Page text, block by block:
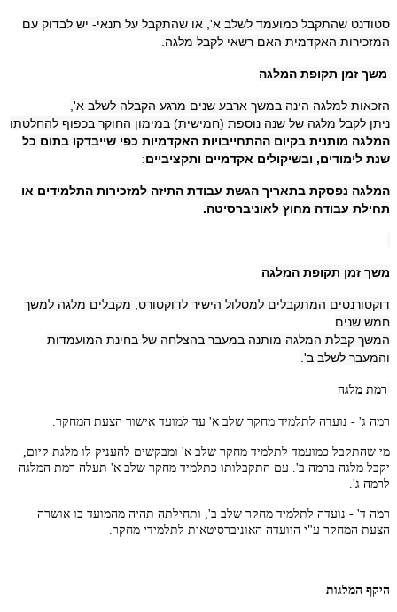
סטודנט שהתקבל כמועמד לשלב א', או שהתקבל על תנאי- יש לבדוק עם
המזכירות האקדמית האם רשאי לקבל מלגה.
משך זמן תקופת המלגה
הזכאות למלגה הינה במשך ארבע שנים מרגע הקבלה לשלב א',
ניתן לקבל מלגה של שנה נוספת (חמישית) במימון החוקר בכפוף להחלטתו
המלגה מותנית בקיום ההתחייבויות האקדמיות כפי שייבדקו בתום כל
שנת לימודים, ובשיקולים אקדמיים ותקציביים:
המלגה נפסקת בתאריך הגשת עבודת התיזה למזכירות התלמידים או
תחילת עבודה מחוץ לאוניברסיטה.
משך זמן תקופת המלגה
דוקטורנטים המתקבלים למסלול הישיר לדוקטורט, מקבלים מלגה למשך
חמש שנים
המשך קבלת המלגה מותנה במעבר בהצלחה של בחינת המועמדות
והמעבר לשלב ב'.
רמת מלגה
רמה ג' - נועדה לתלמיד מחקר שלב א' עד למועד אישור הצעת המחקר.
מי שהתקבל כמועמד לתלמיד מחקר שלב א' ומבקשים להעניק לו מלגת קיום,
יקבל מלגה ברמה ב'. עם התקבלותו כתלמיד מחקר שלב א' תעלה רמת המלגה
לרמה ג'.
רמה ד' - נועדה לתלמיד מחקר שלב ב', ותחילתה תהיה מהמועד בו אושרה
הצעת המחקר ע"י הוועדה האוניברסיטאית לתלמידי מחקר.
היקף המלגות